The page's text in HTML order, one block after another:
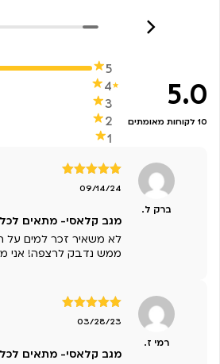
5.0
10 לקוחות מאומתים
5
4
3
2
1
ברק ל.
דורג5 מתוך09/14/24
מגב קלאסי- מתאים
לא משאיר זכר למים על
ממש נדבק לרצפה! אני
רמי ז.
דורג5מתוך
03/28/23
מגב קלאסי- מתאים